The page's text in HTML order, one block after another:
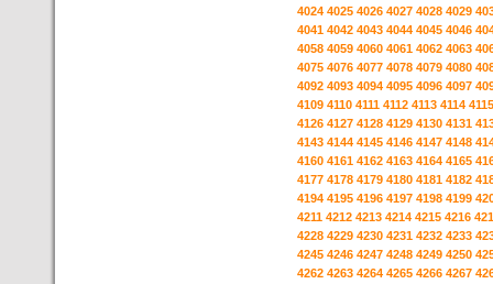
4024 4025 4026 4027 4028 4029
4041 4042 4043 4044 4045 4046
4058 4059 4060 4061 4062 4063
4075 4076 4077 4078 4079 4080
4092 4093 4094 4095 4096 4097
4109 4110 4111 4112 4113 4114 4115
4126 4127 4128 4129 4130 4131
4143 4144 4145 4146 4147 4148
4160 4161 4162 4163 4164 4165
4177 4178 4179 4180 4181 4182
4194 4195 4196 4197 4198 4199
4211 4212 4213 4214 4215 4216
4228 4229 4230 4231 4232 4233
4245 4246 4247 4248 4249 4250
4262 4263 4264 4265 4266 4267